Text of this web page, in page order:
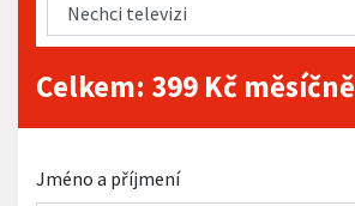
Celkem: 399 Kč měsíčně
Jméno a příjmení